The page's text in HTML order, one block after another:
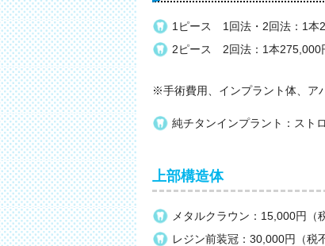
1ピース 1回法・2回法：1本
2ピース 2回法：1本275,000
※手術費用、インプラント体、ア
純チタンインプラント：スト
上部構造体
メタルクラウン：15,000円（
レジン前装冠：30,000円（税